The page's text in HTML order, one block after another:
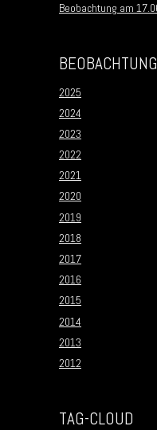
Beobachtung am
2025
2024
2023
2022
2021
2020
2019
2018
2017
2016
2015
2014
2013
2012
TAG-CLOUD